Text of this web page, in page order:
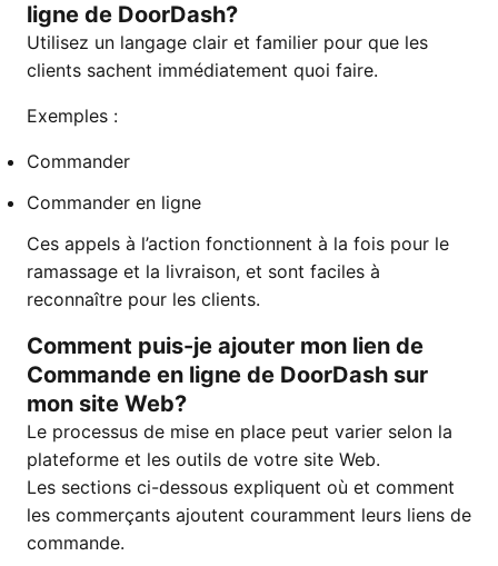
ligne de DoorDash?
Utilisez un langage clair et familier pour que les
clients sachent immédiatement quoi faire.
Exemples :
Commander
Commander en ligne
Ces appels à l’action fonctionnent à la fois pour le
ramassage et la livraison, et sont faciles à
reconnaître pour les clients.
Comment puis-je ajouter mon lien de
Commande en ligne de DoorDash sur
mon site Web?
Le processus de mise en place peut varier selon la
plateforme et les outils de votre site Web.
Les sections ci-dessous expliquent où et comment
les commerçants ajoutent couramment leurs liens de
commande.